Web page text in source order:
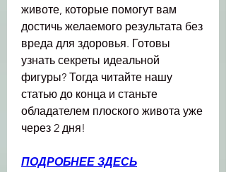
животе, которые помогут вам
достичь желаемого результата без
вреда для здоровья. Готовы
узнать секреты идеальной
фигуры? Тогда читайте нашу
статью до конца и станьте
обладателем плоского живота уже
через 2 дня!
ПОДРОБНЕЕ ЗДЕСЬ